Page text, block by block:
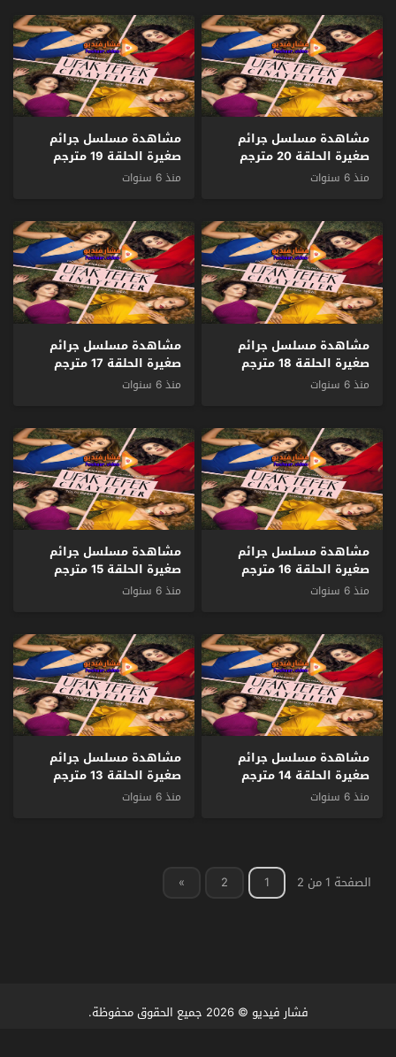
مشاهدة مسلسل جرائم
صغيرة الحلقة 20 مترجم
منذ 6 سنوات
مشاهدة مسلسل جرائم
صغيرة الحلقة 19 مترجم
منذ 6 سنوات
مشاهدة مسلسل جرائم
صغيرة الحلقة 18 مترجم
منذ 6 سنوات
مشاهدة مسلسل جرائم
صغيرة الحلقة 17 مترجم
منذ 6 سنوات
مشاهدة مسلسل جرائم
صغيرة الحلقة 16 مترجم
منذ 6 سنوات
مشاهدة مسلسل جرائم
صغيرة الحلقة 15 مترجم
منذ 6 سنوات
مشاهدة مسلسل جرائم
صغيرة الحلقة 14 مترجم
منذ 6 سنوات
مشاهدة مسلسل جرائم
صغيرة الحلقة 13 مترجم
منذ 6 سنوات
الصفحة 1 من 2 1
2
»
فشار فيديو © 2026 جميع الحقوق محفوظة.